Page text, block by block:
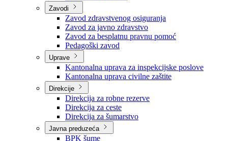
Centar za socijalni rad
Dom za stara i iznemogla lica
Kantonalna bolnica
Zavodi
Zavod zdravstvenog osiguranja
Zavod za javno zdravstvo
Zavod za besplatnu pravnu pomoć
Pedagoški zavod
Uprave
Kantonalna uprava za inspekcijske poslove
Kantonalna uprava civilne zaštite
Direkcije
Direkcija za robne rezerve
Direkcija za ceste